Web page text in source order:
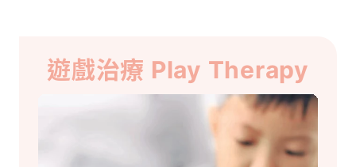
遊戲治療 Play Therapy